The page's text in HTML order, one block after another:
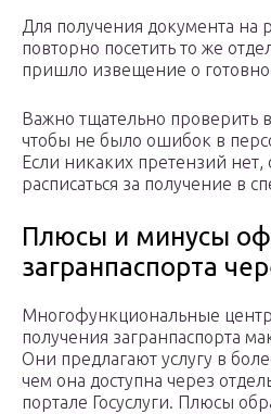
Для получения документа
повторно посетить то же
пришло извещение о
Важно тщательно проверить
чтобы не было ошибок в
Если никаких претензий нет,
расписаться за получение в
Плюсы и минусы
загранпаспорта
Многофункциональные
получения загранпаспорта
Они предлагают услугу в
чем она доступна через
портале Госуслуги. Плюсы